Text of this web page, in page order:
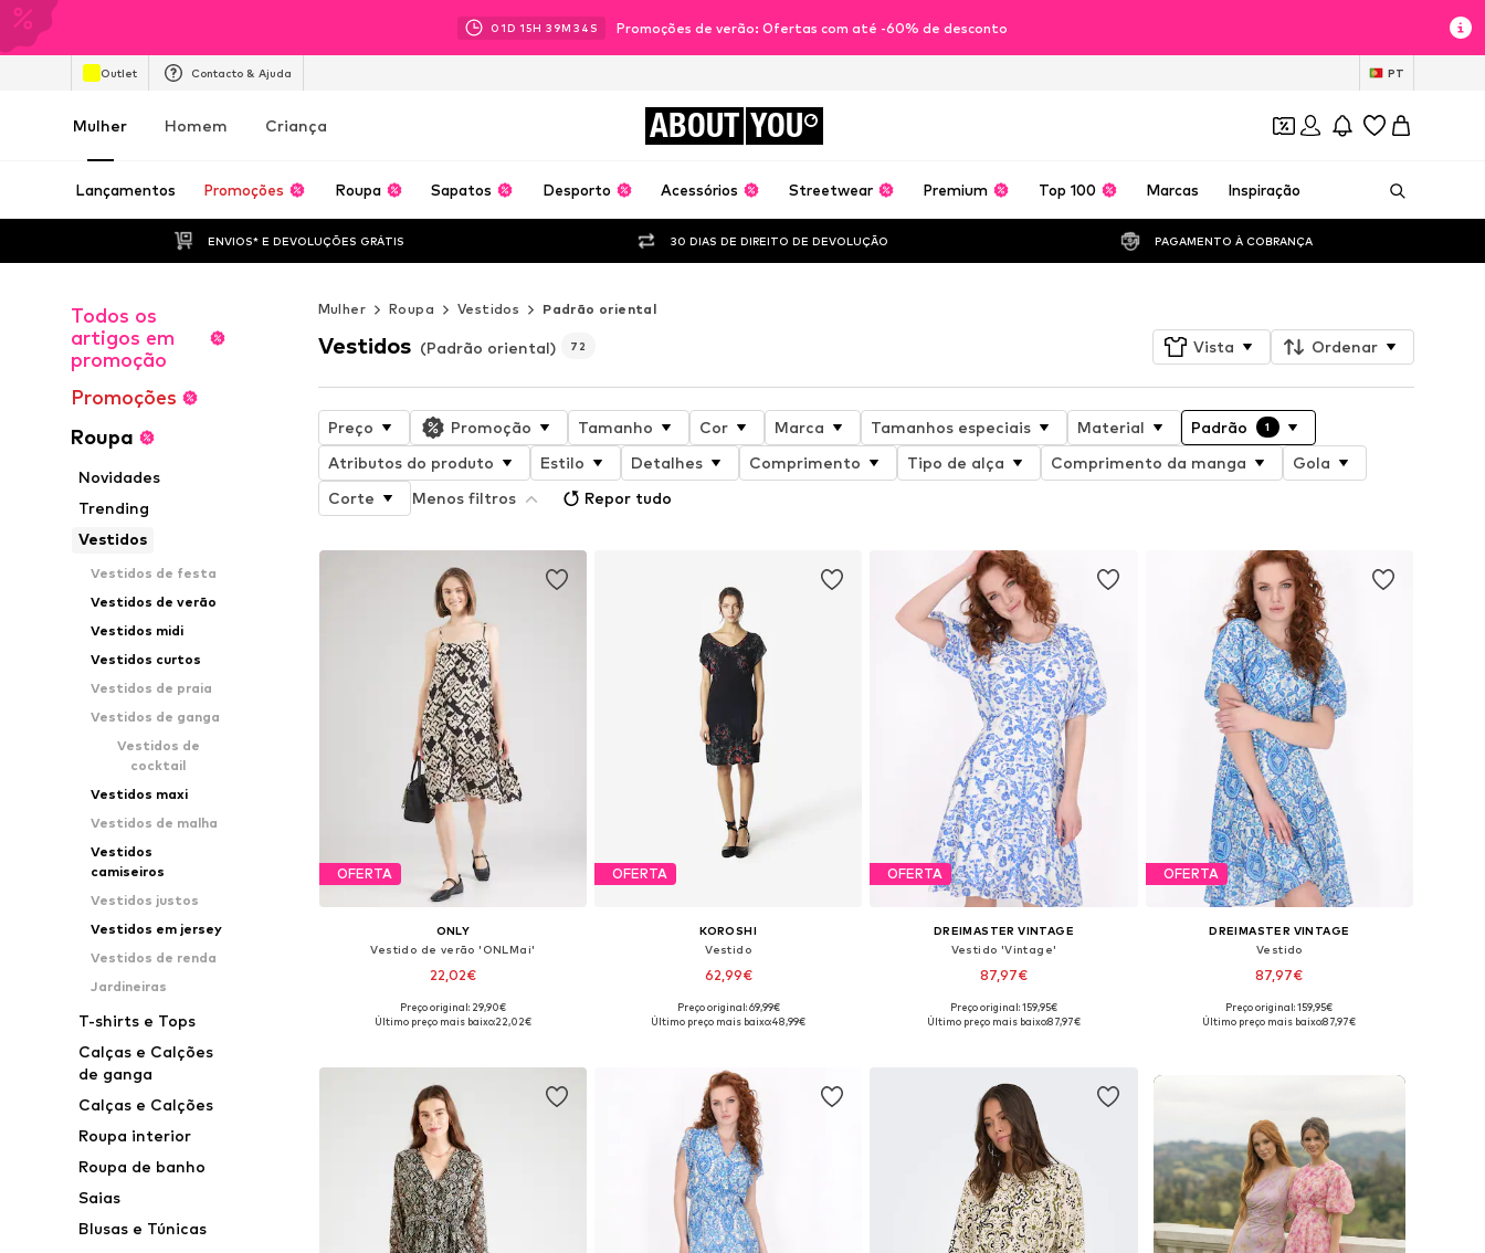
01D 15H 39M 32 S Promoções de verão: Ofertas com até -60% de desconto
Outlet Contacto & Ajuda PT
Mulher Homem Criança ABOUT YOU
Lançamentos Promoções Roupa Sapatos Desporto Acessórios Streetwear Premium Top 100 Marcas Inspiração
ENVIOS* E DEVOLUÇÕES GRÁTIS 30 DIAS DE DIREITO DE DEVOLUÇÃO PAGAMENTO À COBRANÇA
Todos os
artigos em
promoção
Promoções
Roupa
Novidades
Trending
Vestidos
Vestidos de festa
Vestidos de verão
Vestidos midi
Vestidos curtos
Vestidos de praia
Vestidos de ganga
Vestidos de
cocktail
Vestidos maxi
Vestidos de malha
Vestidos
camiseiros
Vestidos justos
Vestidos em jersey
Vestidos de renda
Jardineiras
T-shirts e Tops
Calças e Calções
de ganga
Calças e Calções
Roupa interior
Roupa de banho
Saias
Blusas e Túnicas
Mulher Roupa Vestidos Padrão oriental
Vestidos (Padrão oriental) 72 Vista Ordenar
Preço Promoção Tamanho Cor Marca Tamanhos especiais Material Padrão 1
Atributos do produto Estilo Detalhes Comprimento Tipo de alça Comprimento da manga
Gola
Corte
Menos filtros Repor tudo
OFERTA
ONLY
Vestido de verão 'ONLMai'
22,02€
Tamanhos disponíveis: 36, 38, 40, 42, 44
Preço original: 29,90€
Último preço mais baixo:22,02€
OFERTA
KOROSHI
Vestido
62,99€
Tamanhos disponíveis: 36, 38, 40, 44
Preço original: 69,99€
Último preço mais baixo:48,99€
OFERTA
DREIMASTER VINTAGE
Vestido 'Vintage'
87,97€
Tamanhos disponíveis: 36, 38, 40, 42, 44
Preço original: 159,95€
Último preço mais baixo:87,97€
OFERTA
DREIMASTER VINTAGE
Vestido
87,97€
Tamanhos disponíveis: 36, 38, 40, 42, 44
Preço original: 159,95€
Último preço mais baixo:87,97€